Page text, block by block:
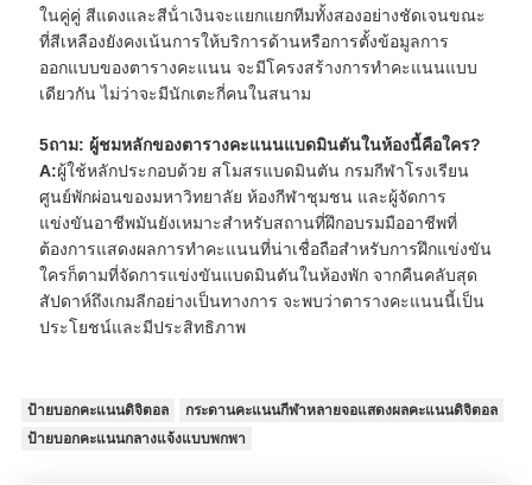
ในคู่คู่ สีแดงและสีน้ําเงินจะแยกแยกทีมทั้งสองอย่างชัดเจนขณะ
ที่สีเหลืองยังคงเน้นการให้บริการด้านหรือการตั้งข้อมูลการ
ออกแบบของตารางคะแนน จะมีโครงสร้างการทําคะแนนแบบ
เดียวกัน ไม่ว่าจะมีนักเตะกี่คนในสนาม
5ถาม: ผู้ชมหลักของตารางคะแนนแบดมินตันในห้องนี้คือใคร?
A:ผู้ใช้หลักประกอบด้วย สโมสรแบดมินตัน กรมกีฬาโรงเรียน
ศูนย์พักผ่อนของมหาวิทยาลัย ห้องกีฬาชุมชน และผู้จัดการ
แข่งขันอาชีพมันยังเหมาะสําหรับสถานที่ฝึกอบรมมืออาชีพที่
ต้องการแสดงผลการทําคะแนนที่น่าเชื่อถือสําหรับการฝึกแข่งขัน
ใครก็ตามที่จัดการแข่งขันแบดมินตันในห้องพัก จากคืนคลับสุด
สัปดาห์ถึงเกมลีกอย่างเป็นทางการ จะพบว่าตารางคะแนนนี้เป็น
ประโยชน์และมีประสิทธิภาพ
ป้ายบอกคะแนนดิจิตอล
กระดานคะแนนกีฬาหลายจอแสดงผลคะแนนดิจิตอล
ป้ายบอกคะแนนกลางแจ้งแบบพกพา